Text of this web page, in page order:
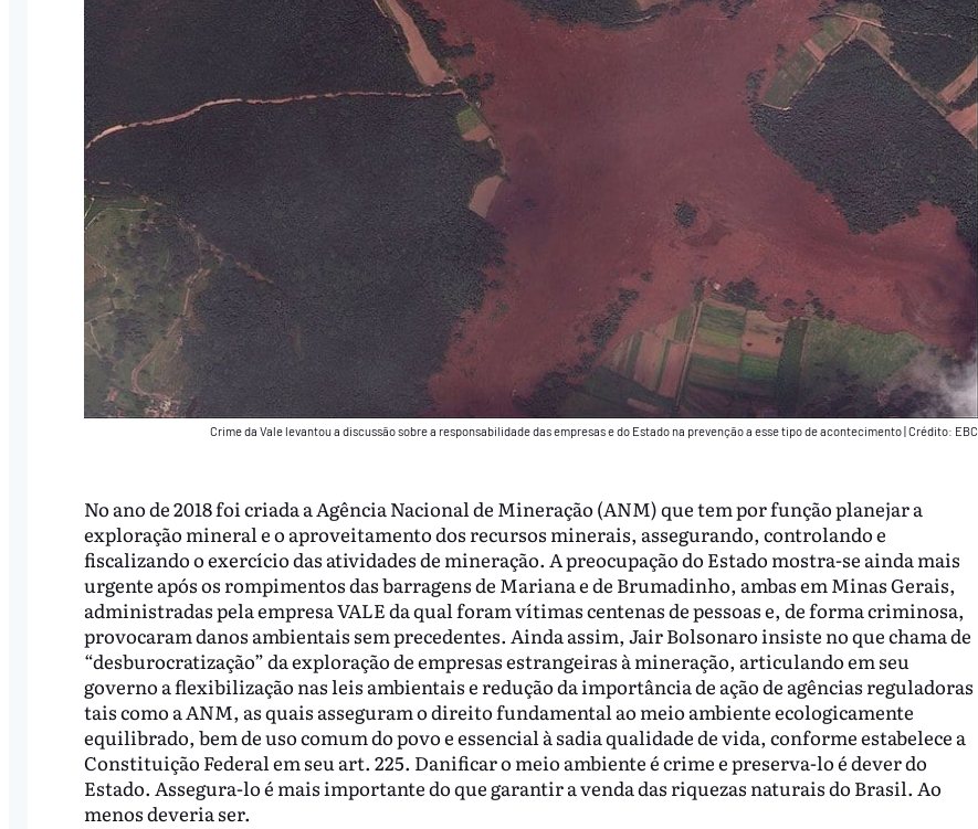
Crime da Vale levantou a discussão sobre a responsabilidade das empresas e do Estado na prevenção a esse tipo de acontecimento|Crédito: EBC
No ano de 2018 foi criada a Agência Nacional de Mineração (ANM) que tem por função planejar a
exploração mineral e o aproveitamento dos recursos minerais, assegurando, controlando e
fiscalizando o exercício das atividades de mineração. A preocupação do Estado mostra-se ainda mais
urgente após os rompimentos das barragens de Mariana e de Brumadinho, ambas em Minas Gerais,
administradas pela empresa VALE da qual foram vítimas centenas de pessoas e, de forma criminosa,
provocaram danos ambientais sem precedentes. Ainda assim, Jair Bolsonaro insiste no que chama de
“desburocratização” da exploração de empresas estrangeiras à mineração, articulando em seu
governo a flexibilização nas leis ambientais e redução da importância de ação de agências reguladoras
tais como a ANM, as quais asseguram o direito fundamental ao meio ambiente ecologicamente
equilibrado, bem de uso comum do povo e essencial à sadia qualidade de vida, conforme estabelece a
Constituição Federal em seu art. 225. Danificar o meio ambiente é crime e preserva-lo é dever do
Estado. Assegura-lo é mais importante do que garantir a venda das riquezas naturais do Brasil. Ao
menos deveria ser.